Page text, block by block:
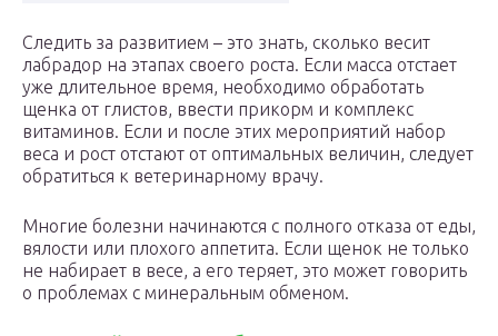
Следить за развитием – это знать, сколько весит
лабрадор на этапах своего роста. Если масса отстает
уже длительное время, необходимо обработать
щенка от глистов, ввести прикорм и комплекс
витаминов. Если и после этих мероприятий набор
веса и рост отстают от оптимальных величин, следует
обратиться к ветеринарному врачу.
Многие болезни начинаются с полного отказа от еды,
вялости или плохого аппетита. Если щенок не только
не набирает в весе, а его теряет, это может говорить
о проблемах с минеральным обменом.